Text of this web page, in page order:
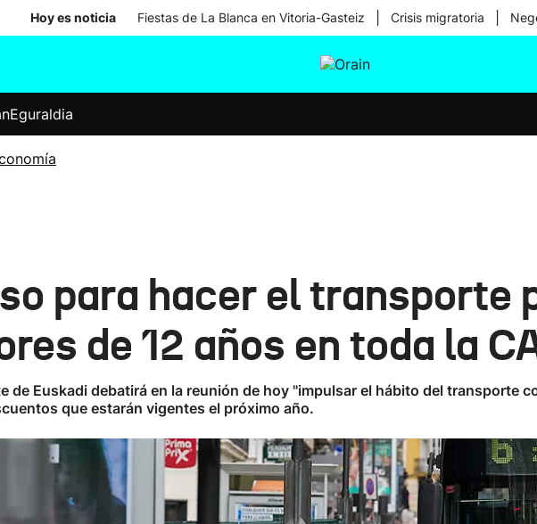
Hoy es noticia Fiestas de La Blanca en Vitoria-Gasteiz Crisis migratoria
Eguraldia
para hacer el transporte
de 12 años en toda la
de Euskadi debatirá en la reunión de hoy "impulsar el hábito del transporte
que estarán vigentes el próximo año.